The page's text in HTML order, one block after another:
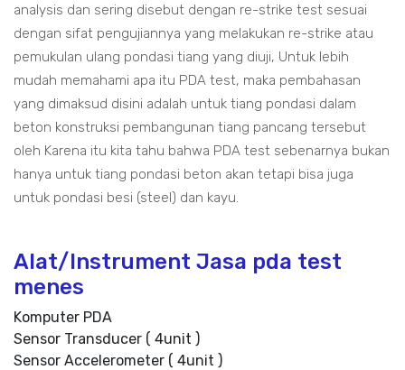
analysis dan sering disebut dengan re-strike test sesuai
dengan sifat pengujiannya yang melakukan re-strike atau
pemukulan ulang pondasi tiang yang diuji, Untuk lebih
mudah memahami apa itu PDA test, maka pembahasan
yang dimaksud disini adalah untuk tiang pondasi dalam
beton konstruksi pembangunan tiang pancang tersebut
oleh Karena itu kita tahu bahwa PDA test sebenarnya bukan
hanya untuk tiang pondasi beton akan tetapi bisa juga
untuk pondasi besi (steel) dan kayu.
Alat/Instrument Jasa pda test
menes
Komputer PDA
Sensor Transducer ( 4unit )
Sensor Accelerometer ( 4unit )